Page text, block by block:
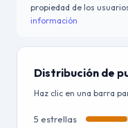
propiedad de los
información
Distribución de
Haz clic en una barra
5 estrellas